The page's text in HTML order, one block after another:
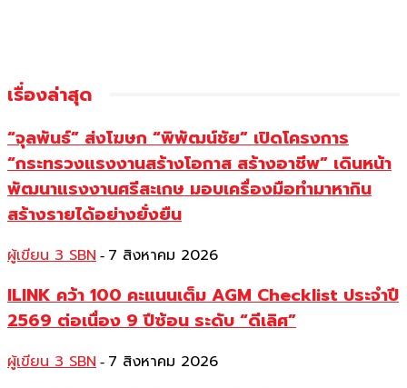
เรื่องล่าสุด
“จุลพันธ์” ส่งโฆษก “พิพัฒน์ชัย” เปิดโครงการ
“กระทรวงแรงงานสร้างโอกาส สร้างอาชีพ” เดินหน้า
พัฒนาแรงงานศรีสะเกษ มอบเครื่องมือทำมาหากิน
สร้างรายได้อย่างยั่งยืน
ผู้เขียน 3 SBN - 7 สิงหาคม 2026
ILINK คว้า 100 คะแนนเต็ม AGM Checklist ประจำปี
2569 ต่อเนื่อง 9 ปีซ้อน ระดับ “ดีเลิศ”
ผู้เขียน 3 SBN - 7 สิงหาคม 2026